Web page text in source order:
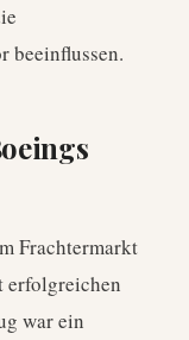
beeinflussen.
Frachtermarkt
erfolgreichen
war ein